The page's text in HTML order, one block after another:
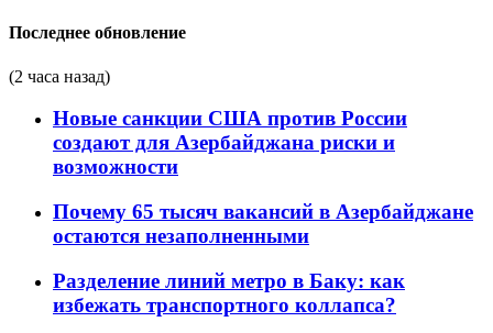
Последнее обновление
(2 часа назад)
Новые санкции США против России
создают для Азербайджана риски и
возможности
Почему 65 тысяч вакансий в Азербайджане
остаются незаполненными
Разделение линий метро в Баку: как
избежать транспортного коллапса?